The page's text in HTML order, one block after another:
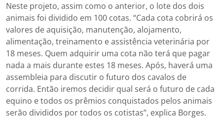
Neste projeto, assim como o anterior, o lote dos dois
animais foi dividido em 100 cotas. “Cada cota cobrirá os
valores de aquisição, manutenção, alojamento,
alimentação, treinamento e assistência veterinária por
18 meses. Quem adquirir uma cota não terá que pagar
nada a mais durante estes 18 meses. Após, haverá uma
assembleia para discutir o futuro dos cavalos de
corrida. Então iremos decidir qual será o futuro de cada
equino e todos os prêmios conquistados pelos animais
serão divididos por todos os cotistas”, explica Borges.